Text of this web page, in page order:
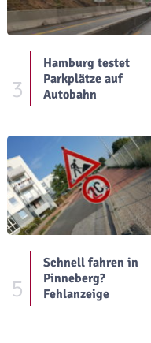
3
Hamburg testet
Parkplätze auf
Autobahn
5
Schnell fahren in
Pinneberg?
Fehlanzeige